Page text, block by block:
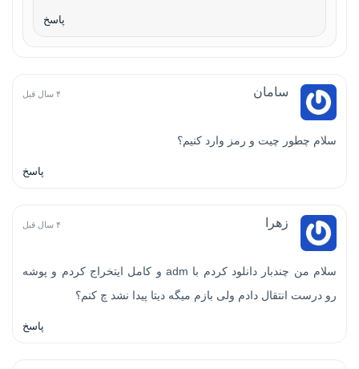
پاسخ
سامان ۴ سال قبل
سلام چطور چیت و رمز وارد کنیم؟
پاسخ
زهرا ۴ سال قبل
سلام من چندبار دانلود کردم با adm و کامل ایتخراج کردم و پوشه
رو درست انتقال دادم ولی بازم میگه دیتا پیدا نشد چ کنم؟
پاسخ